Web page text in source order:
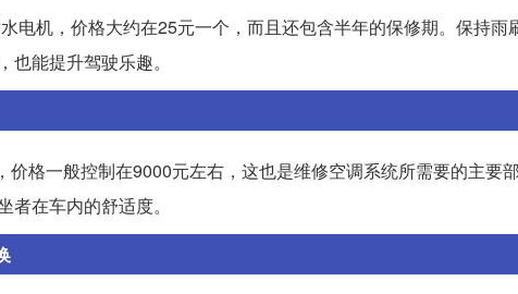
电机，价格大约在25元一个，而且还包含半年的保修期。保持
能提升驾驶乐趣。
价格一般控制在9000元左右，这也是维修空调系统所需要的主要
在车内的舒适度。